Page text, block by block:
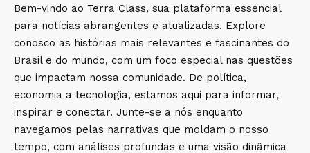
Bem-vindo ao Terra Class, sua plataforma essencial
para notícias abrangentes e atualizadas. Explore
conosco as histórias mais relevantes e fascinantes do
Brasil e do mundo, com um foco especial nas questões
que impactam nossa comunidade. De política,
economia a tecnologia, estamos aqui para informar,
inspirar e conectar. Junte-se a nós enquanto
navegamos pelas narrativas que moldam o nosso
tempo, com análises profundas e uma visão dinâmica